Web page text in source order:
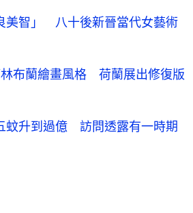
美智」 八十後新晉當代女藝術
布蘭繪畫風格 荷蘭展出修復版
蚊升到過億 訪問透露有一時期